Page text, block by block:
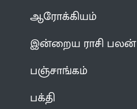
ஆரோக்கியம்
இன்றைய ராசி பலன்
பஞ்சாங்கம்
பக்தி